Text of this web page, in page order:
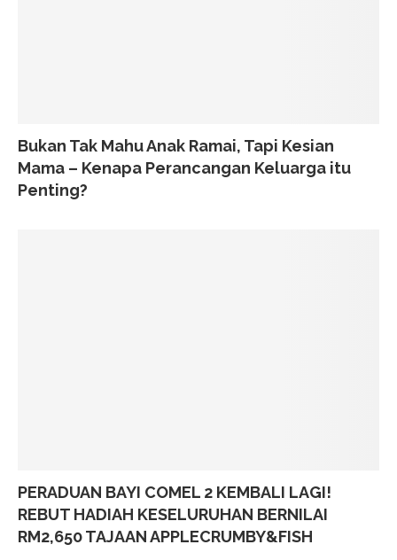
Bukan Tak Mahu Anak Ramai, Tapi Kesian
Mama – Kenapa Perancangan Keluarga itu
Penting?
PERADUAN BAYI COMEL 2 KEMBALI LAGI!
REBUT HADIAH KESELURUHAN BERNILAI
RM2,650 TAJAAN APPLECRUMBY&FISH